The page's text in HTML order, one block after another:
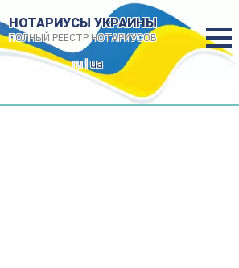
НОТАРИУСЫ УКРАИНЫ
ПОЛНЫЙ РЕЕСТР НОТАРИУСОВ
ru |ua